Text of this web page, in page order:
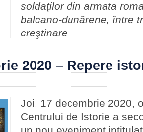
soldaţilor din armata
balcano-dunărene, între
creştinare
2020 – Repere
Joi, 17 decembrie 2020,
Centrului de Istorie a